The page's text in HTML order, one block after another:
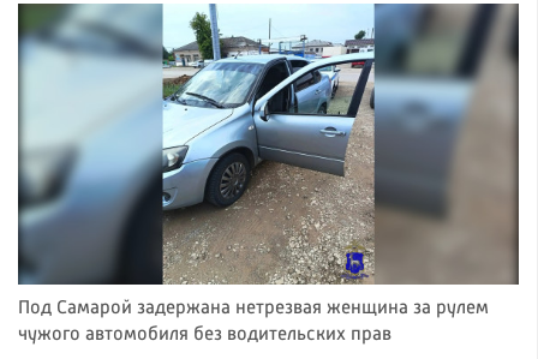
Под Самарой задержана нетрезвая женщина за рулем
чужого автомобиля без водительских прав